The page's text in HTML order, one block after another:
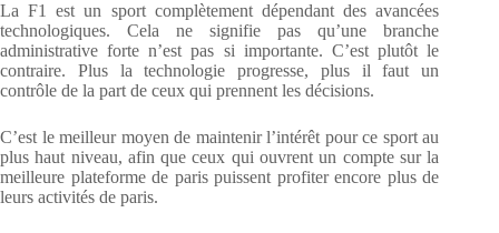
La F1 est un sport complètement dépendant des avancées
technologiques. Cela ne signifie pas qu’une branche
administrative forte n’est pas si importante. C’est plutôt le
contraire. Plus la technologie progresse, plus il faut un
contrôle de la part de ceux qui prennent les décisions.
C’est le meilleur moyen de maintenir l’intérêt pour ce sport au
plus haut niveau, afin que ceux quiouvrent un compte sur la
meilleure plateforme de parispuissent profiter encore plus de
leurs activités de paris.